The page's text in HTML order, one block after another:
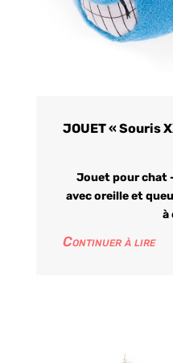
JOUET « Souris
Jouet pour chat
avec oreille et
à
Continuer à lire